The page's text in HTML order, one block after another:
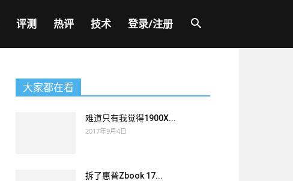
评测 热评 技术 登录/注册
大家都在看
难道只有我觉得1900X...
2017年9月4日
拆了惠普Zbook 17...